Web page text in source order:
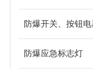
防爆应急标志灯